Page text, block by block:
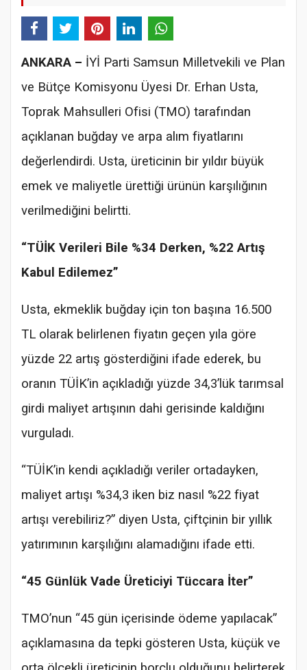
ANKARA – İYİ Parti Samsun Milletvekili ve Plan
ve Bütçe Komisyonu Üyesi Dr. Erhan Usta,
Toprak Mahsulleri Ofisi (TMO) tarafından
açıklanan buğday ve arpa alım fiyatlarını
değerlendirdi. Usta, üreticinin bir yıldır büyük
emek ve maliyetle ürettiği ürünün karşılığının
verilmediğini belirtti.
“TÜİK Verileri Bile %34 Derken, %22 Artış
Kabul Edilemez”
Usta, ekmeklik buğday için ton başına 16.500
TL olarak belirlenen fiyatın geçen yıla göre
yüzde 22 artış gösterdiğini ifade ederek, bu
oranın TÜİK’in açıkladığı yüzde 34,3’lük tarımsal
girdi maliyet artışının dahi gerisinde kaldığını
vurguladı.
“TÜİK’in kendi açıkladığı veriler ortadayken,
maliyet artışı %34,3 iken biz nasıl %22 fiyat
artışı verebiliriz?” diyen Usta, çiftçinin bir yıllık
yatırımının karşılığını alamadığını ifade etti.
“45 Günlük Vade Üreticiyi Tüccara İter”
TMO’nun “45 gün içerisinde ödeme yapılacak”
açıklamasına da tepki gösteren Usta, küçük ve